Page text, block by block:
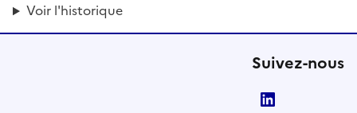
Voir l'historique
Suivez-nous